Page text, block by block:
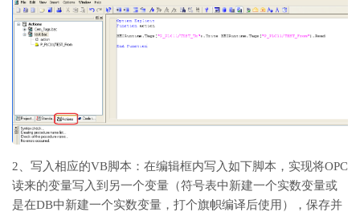
2、写入相应的VB脚本：在编辑框内写入如下脚本，实现将OPC
读来的变量写入到另一个变量（符号表中新建一个实数变量或
是在DB中新建一个实数变量，打个旗帜编译后使用），保存并